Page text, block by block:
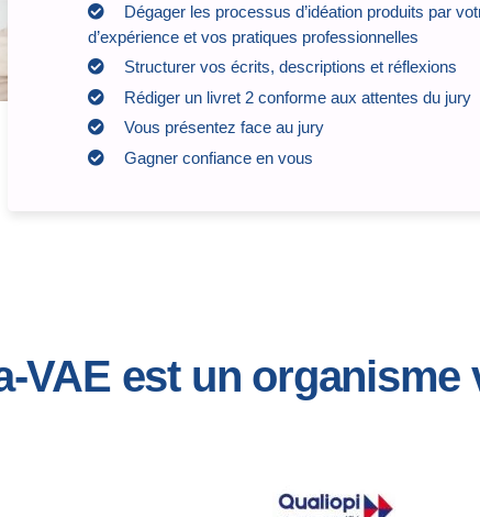
Dégager les processus d’idéation produits par
d’expérience et vos pratiques professionnelles
Structurer vos écrits, descriptions et réflexions
Rédiger un livret 2 conforme aux attentes du jury
Vous présentez face au jury
Gagner confiance en vous
VAE est un organisme